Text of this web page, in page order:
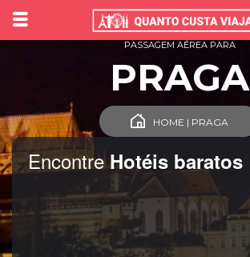
EncontreHotéis baratos
PASSAGEM AÉREA PARA
PRAGA
HOME | PRAGA